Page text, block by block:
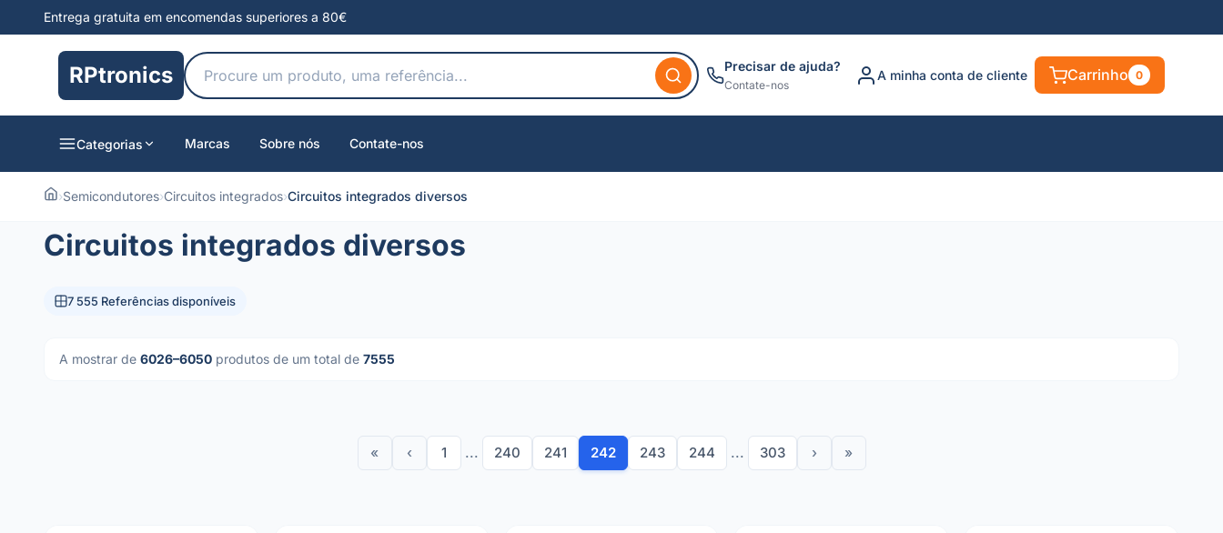
Entrega gratuita em encomendas superiores a 80€
RPtronics Precisar de ajuda?
Contate-nos
A minha conta de cliente Carrinho 0
Categorias Marcas Sobre nós Contate-nos
›Semicondutores›Circuitos integrados›Circuitos integrados diversos
Circuitos integrados diversos
7 555 Referências disponíveis
A mostrar de 6026–6050 produtos de um total de 7555
« ‹ 1 ... 240 241 242 243 244 ... 303 › »